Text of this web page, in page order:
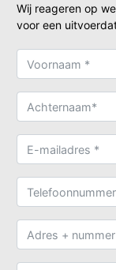
Wij reageren op
voor een